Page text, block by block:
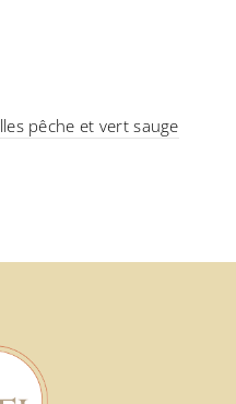
pêche et vert sauge